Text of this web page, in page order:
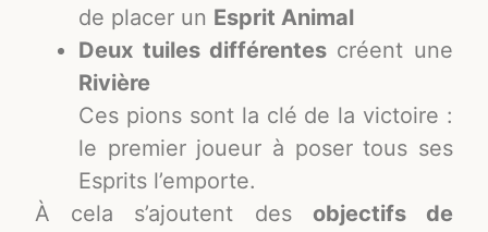
de placer un Esprit Animal
Deux tuiles différentes créent une
Rivière
Ces pions sont la clé de la victoire :
le premier joueur à poser tous ses
Esprits l’emporte.
À cela s’ajoutent des objectifs de